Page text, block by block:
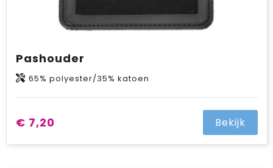
Pashouder
65% polyester/35% katoen
€ 7,20 Bekijk